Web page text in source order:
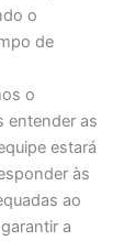
o
de
o
entender as
estará
às
ao
a